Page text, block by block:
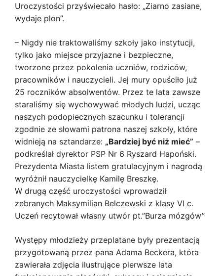
Uroczystości przyświecało hasło: „Ziarno zasiane,
wydaje plon”.
– Nigdy nie traktowaliśmy szkoły jako instytucji,
tylko jako miejsce przyjazne i bezpieczne,
tworzone przez pokolenia uczniów, rodziców,
pracowników i nauczycieli. Jej mury opuściło już
25 roczników absolwentów. Przez te lata zawsze
staraliśmy się wychowywać młodych ludzi, ucząc
naszych podopiecznych szacunku i tolerancji
zgodnie ze słowami patrona naszej szkoły, które
widnieją na sztandarze: „Bardziej być niż mieć” –
podkreślał dyrektor PSP Nr 6 Ryszard Hapoński.
Prezydenta Miasta listem gratulacyjnym i nagrodą
wyróżnił nauczycielkę Kamilę Breszkę.
W drugą część uroczystości wprowadził
zebranych Maksymilian Belczewski z klasy VI c.
Uczeń recytował własny utwór pt.”Burza mózgów”
Występy młodzieży przeplatane były prezentacją
przygotowaną przez pana Adama Beckera, która
zawierała zdjęcia ilustrujące pierwsze lata